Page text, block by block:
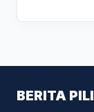
BERITA